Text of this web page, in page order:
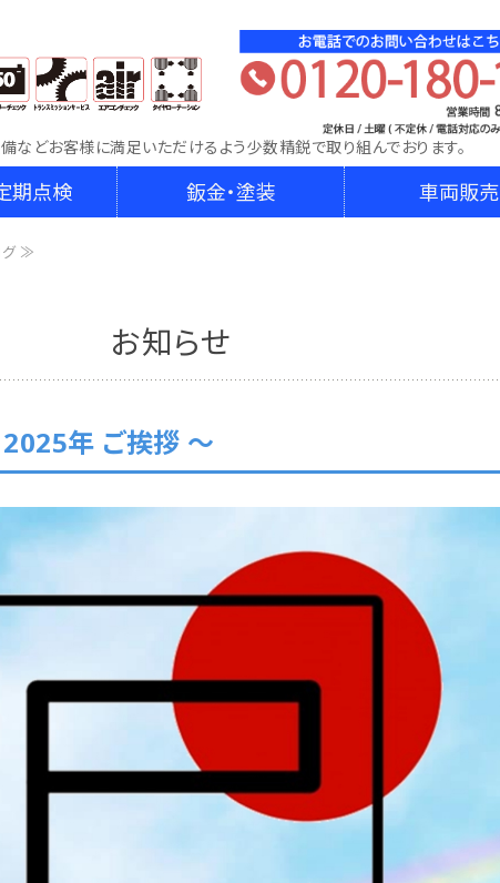
どお客様に満足いただけるよう少数精鋭で取り組んでおります。
期点検 鈑金・塗装 車両販売
グ ≫
お知らせ
年 ご挨拶 ～